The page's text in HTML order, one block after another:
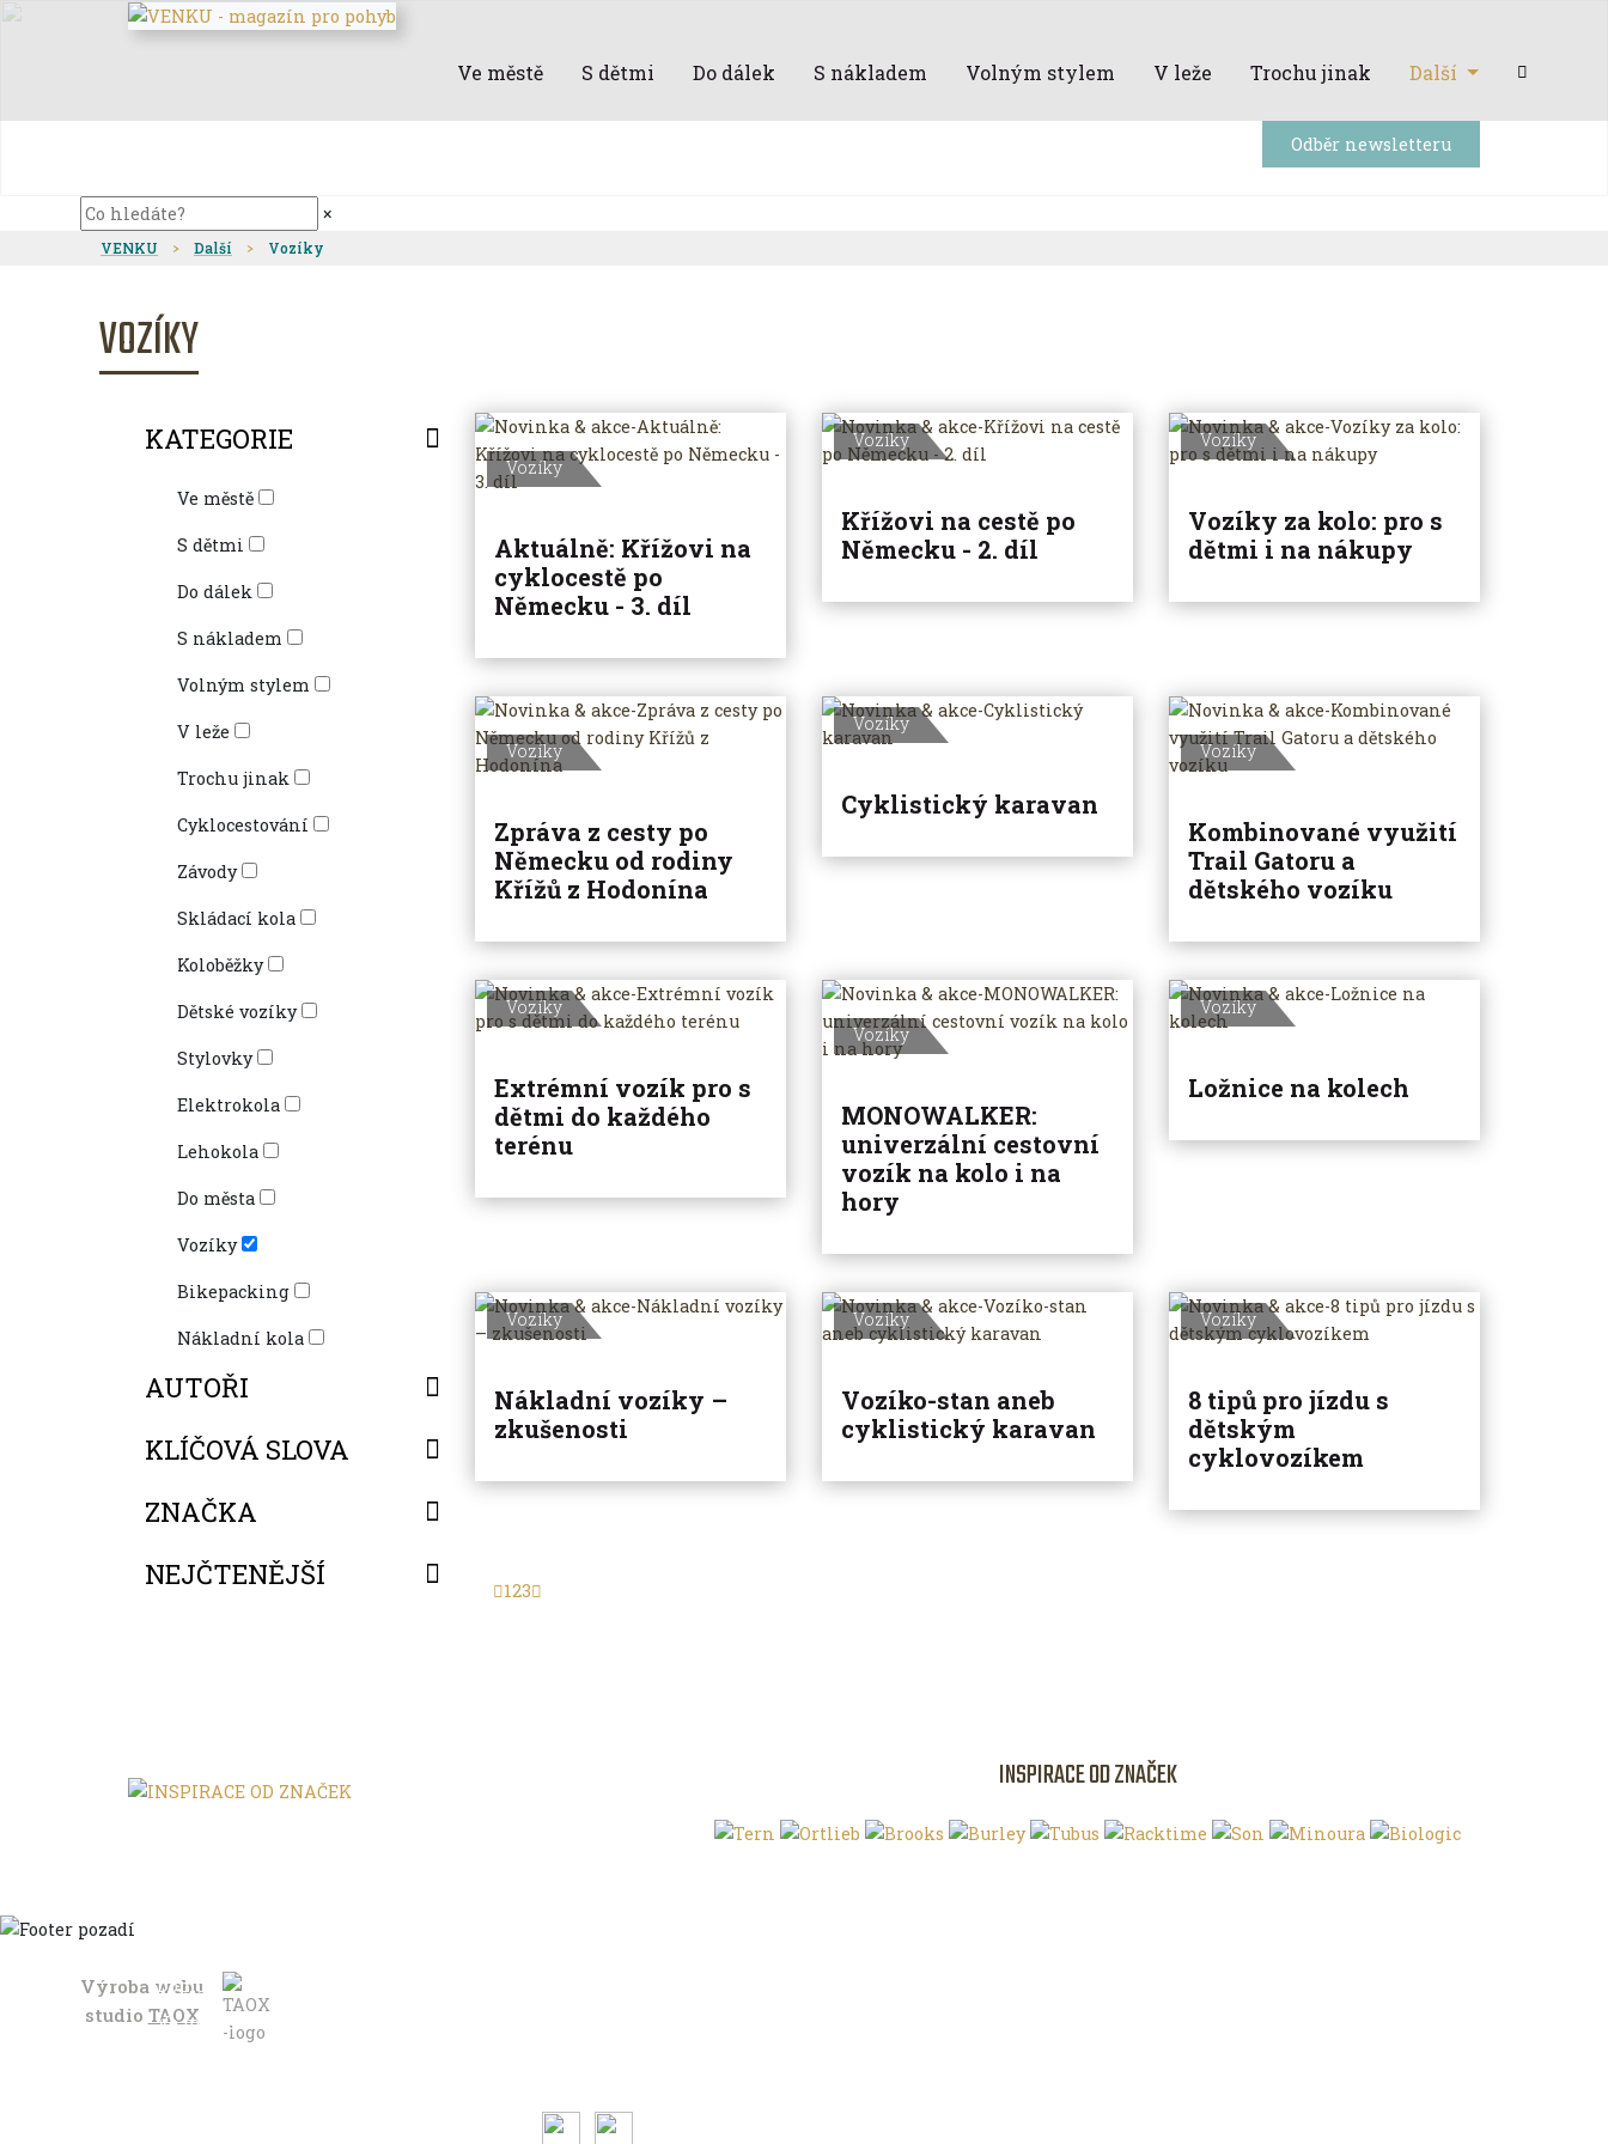
Ve městě S dětmi Do dálek S nákladem Volným stylem V leže Trochu jinak Další
Odběr newsletteru
×
VENKU Další Vozíky
VOZÍKY
KATEGORIE
Ve městě
S dětmi
Do dálek
S nákladem
Volným stylem
V leže
Trochu jinak
Cyklocestování
Závody
Skládací kola
Koloběžky
Dětské vozíky
Stylovky
Elektrokola
Lehokola
Do města
Vozíky
Bikepacking
Nákladní kola
AUTOŘI
KLÍČOVÁ SLOVA
ZNAČKA
NEJČTENĚJŠÍ
Vozíky
Aktuálně: Křížovi na
cyklocestě po
Německu - 3. díl
Vozíky
Křížovi na cestě po
Německu - 2. díl
Vozíky
Vozíky za kolo: pro s
dětmi i na nákupy
Vozíky
Zpráva z cesty po
Německu od rodiny
Křížů z Hodonína
Vozíky
Cyklistický karavan
Vozíky
Kombinované využití
Trail Gatoru a
dětského vozíku
Vozíky
Extrémní vozík pro s
dětmi do každého
terénu
Vozíky
MONOWALKER:
univerzální cestovní
vozík na kolo i na
hory
Vozíky
Ložnice na kolech
Vozíky
Nákladní vozíky –
zkušenosti
Vozíky
Vozíko-stan aneb
cyklistický karavan
Vozíky
8 tipů pro jízdu s
dětským
cyklovozíkem
123
INSPIRACE OD ZNAČEK
Výroba webu
studio TAOX
Domů
Ve městě